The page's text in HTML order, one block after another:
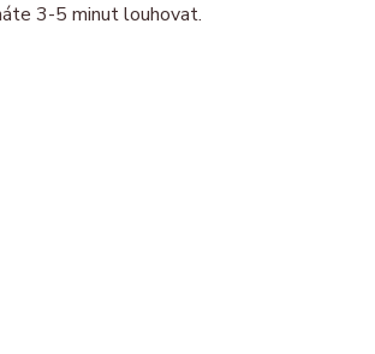
3-5 minut louhovat.